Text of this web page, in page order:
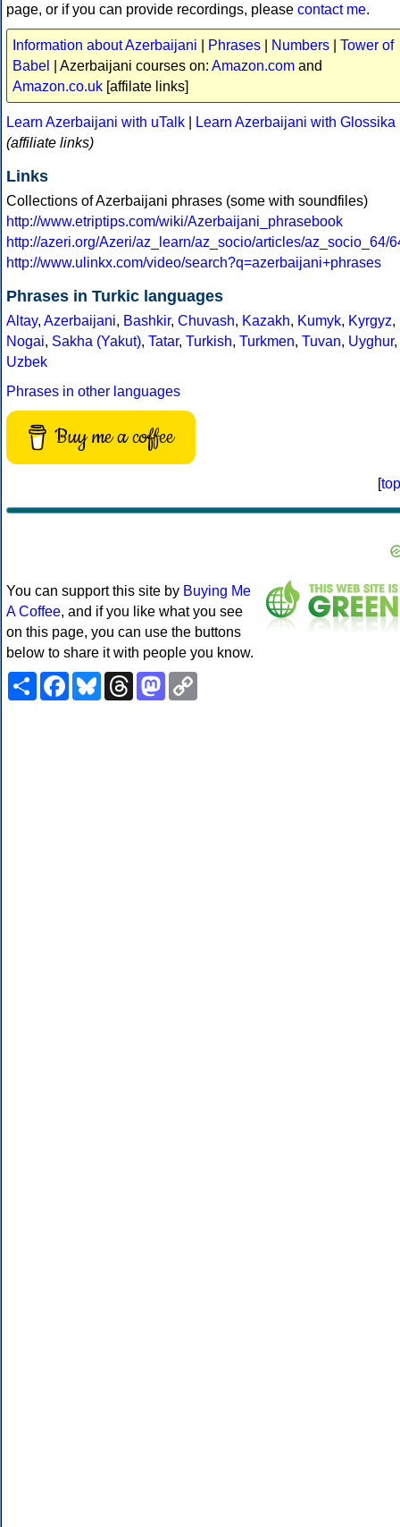
page, or if you can provide recordings, please contact me.
Information about Azerbaijani Phrases Numbers
Tower of
Babel
| Azerbaijani courses on: Amazon.com and
Amazon.co.uk [affilate links]
Learn Azerbaijani with uTalk
Learn Azerbaijani with Glossika
(affiliate links)
Links
Collections of Azerbaijani phrases (some with soundfiles)
http://www.etriptips.com/wiki/Azerbaijani_phrasebook
http://azeri.org/Azeri/az_learn/az_socio/articles/az_socio_64/
http://www.ulinkx.com/video/search?q=azerbaijani+phrases
Phrases in Turkic languages
Altay, Azerbaijani, Bashkir, Chuvash, Kazakh, Kumyk, Kyrgyz,
Nogai, Sakha (Yakut), Tatar, Turkish, Turkmen, Tuvan, Uyghur,
Uzbek
Phrases in other languages
Buy me a coffee
[top
You can support this site by Buying Me
A Coffee, and if you like what you see
on this page, you can use the buttons
below to share it with people you know.
ShareFacebookBlueskyThreadsMastodon